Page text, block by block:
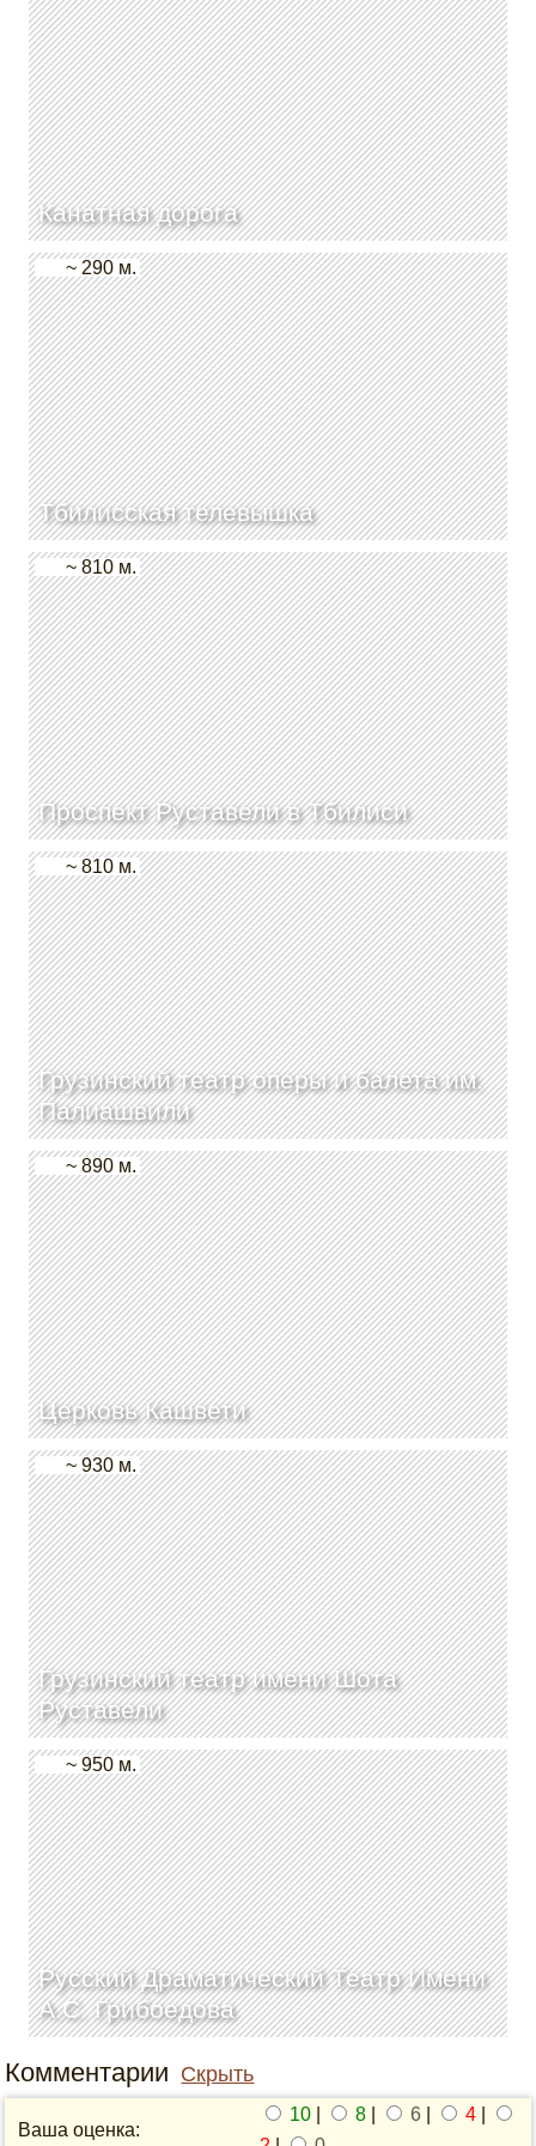
Канатная дорога
Тбилисская телевышка
~ 290 м.
Проспект Руставели в Тбилиси
~ 810 м.
Грузинский театр оперы и балета им.
Палиашвили
~ 810 м.
Церковь Кашвети
~ 890 м.
Грузинский театр имени Шота
Руставели
~ 930 м.
Русский Драматический Театр Имени
А.С. Грибоедова
~ 950 м.
Комментарии Скрыть
Ваша оценка:
10 8 6 4